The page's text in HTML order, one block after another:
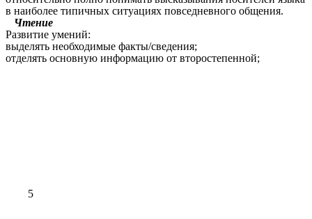
в наиболее типичных ситуациях повседневного общения.
Чтение
Развитие умений:
выделять необходимые факты/сведения;
отделять основную информацию от второстепенной;
5